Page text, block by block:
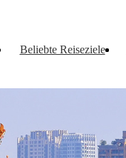
Beliebte Reiseziele